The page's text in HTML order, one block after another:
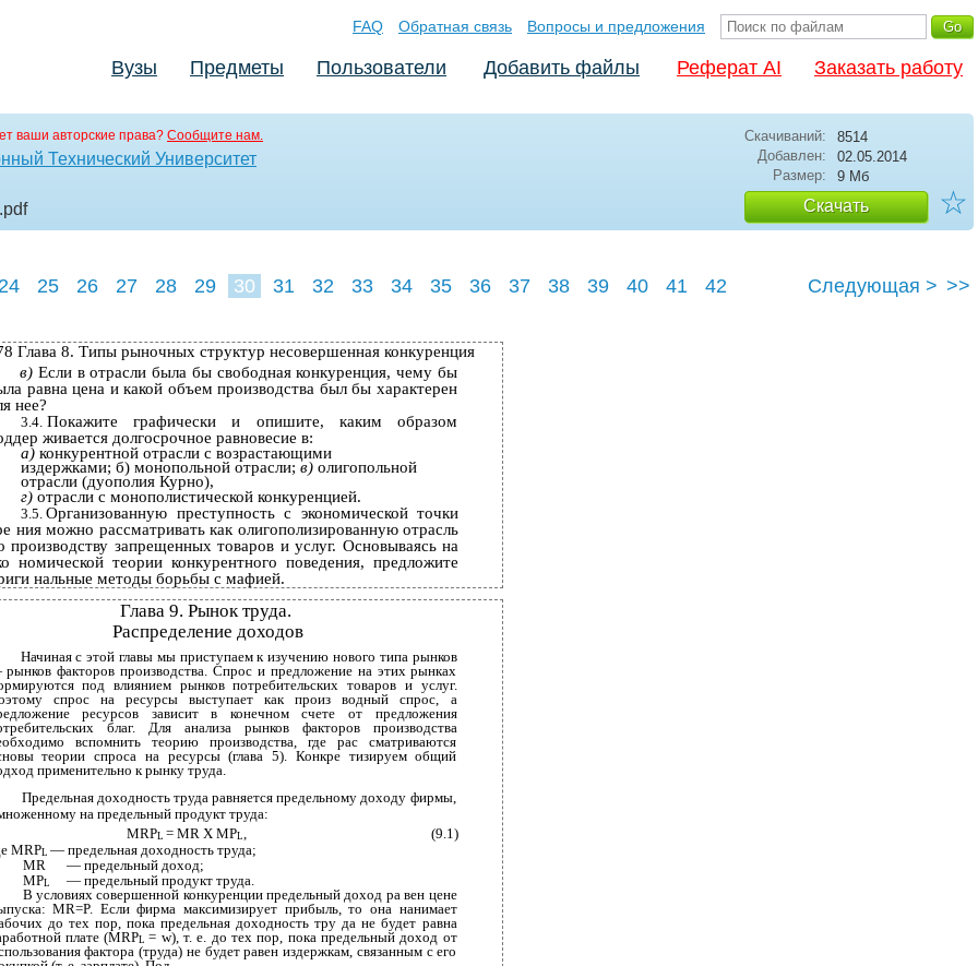
FAQ Обратная связь Вопросы и предложения
Вузы Предметы Пользователи Добавить файлы Реферат AI Заказать работу
ваши авторские права? Сообщите нам.
Технический Университет
.pdf
Скачиваний:
8514
Добавлен:
02.05.2014
Размер:
9 Мб
Скачать ☆
24 25 26 27 28 29 30 31 32 33 34 35 36 37 38 39 40 41 42 Следующая > >>
Глава 8. Типы рыночных структур несовершенная конкуренция
в) Если в отрасли была бы свободная конкуренция, чему бы
равна цена и какой объем производства был бы характерен
нее?
3.4. Покажите графически и опишите, каким образом
живается долгосрочное равновесие в:
а) конкурентной отрасли с возрастающими
издержками; б) монопольной отрасли; в) олигопольной
отрасли (дуополия Курно),
г) отрасли с монополистической конкуренцией.
3.5. Организованную преступность с экономической точки
ния можно рассматривать как олигополизированную отрасль
производству запрещенных товаров и услуг. Основываясь на
номической теории конкурентного поведения, предложите
нальные методы борьбы с мафией.
Глава 9. Рынок труда.
Распределение доходов
Начиная с этой главы мы приступаем к изучению нового типа рынков
факторов производства. Спрос и предложение на этих рынках
под влиянием рынков потребительских товаров и услуг.
спрос на ресурсы выступает как произ­ водный спрос, а
ресурсов зависит в конечном счете от предложения
благ. Для анализа рынков факторов производства
вспомнить теорию производства, где рас­ сматриваются
теории спроса на ресурсы (глава 5). Конкре­ тизируем общий
применительно к рынку труда.
Предельная доходность труда равняется предельному доходу фирмы,
на предельный продукт труда:
MRPL = MR X MPL,
(9.1)
MRPL — предельная доходность труда;
MR
— предельный доход;
MPL
— предельный продукт труда.
В условиях совершенной конкуренции предельный доход ра­ вен цене
MR=P. Если фирма максимизирует прибыль, то она нанимает
до тех пор, пока предельная доходность тру­ да не будет равна
плате (MRPL= w), т. е. до тех пор, пока предельный доход от
фактора (труда) не будет равен издержкам, связанным с его